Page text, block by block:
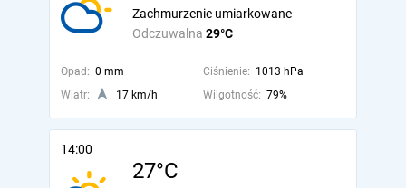
Odczuwalna 29°C
Zachmurzenie umiarkowane
Opad: 0 mm Ciśnienie: 1013 hPa
Wiatr:
17 km/h Wilgotność: 79%
14:00
27°C